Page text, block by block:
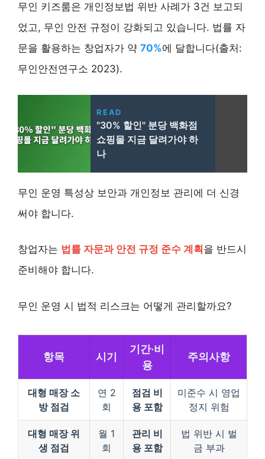
무인 키즈룸은 개인정보법 위반 사례가 3건 보고되
었고, 무인 안전 규정이 강화되고 있습니다. 법률 자
문을 활용하는 창업자가 약 70%에 달합니다(출처:
무인안전연구소 2023).
READ
"30% 할인" 분당 백화점
쇼핑몰 지금 달려가야 하
나
무인 운영 특성상 보안과 개인정보 관리에 더 신경
써야 합니다.
창업자는 법률 자문과 안전 규정 준수 계획 을 반드시
준비해야 합니다.
무인 운영 시 법적 리스크는 어떻게 관리할까요?
항목 시기
기간·비
용
주의사항
대형 매장 소
방 점검
연 2
회
점검 비
용 포함
미준수 시 영업
정지 위험
대형 매장 위
생 점검
월 1
회
관리 비
용 포함
법 위반 시 벌
금 부과